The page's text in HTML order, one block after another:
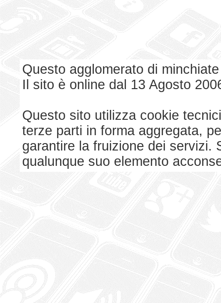
Questo agglomerato di
Il sito è online dal 13 Agosto
Questo sito utilizza cookie
terze parti in forma aggregata,
garantire la fruizione dei servizi.
qualunque suo elemento